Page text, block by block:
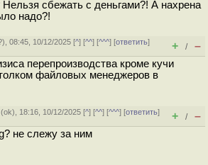
Нельзя сбежать с деньгами?! А нахрена
надо?!
), 08:45, 10/12/2025 [^] [^^] [^^^] [ответить]
+ / –
перепроизводства кроме кучи
файловых менеджеров в
(ok), 18:16, 10/12/2025 [^] [^^] [^^^] [ответить]
+ / –
не слежу за ним